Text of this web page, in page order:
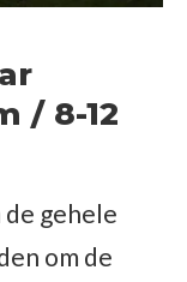
/ 8-12
de gehele
om de